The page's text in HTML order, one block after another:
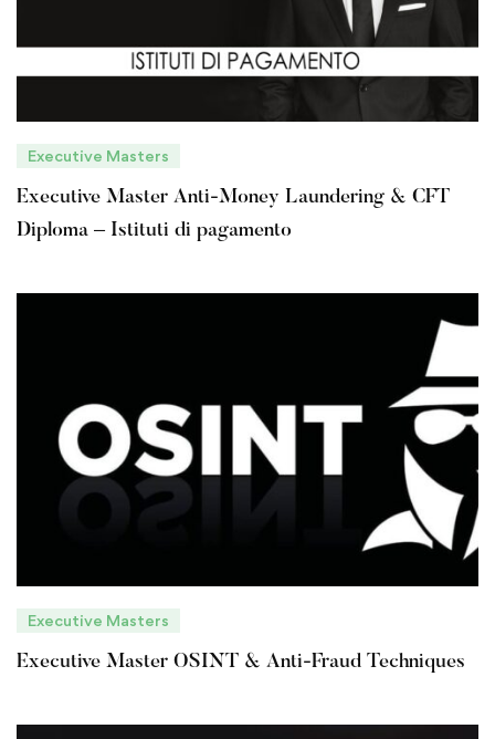
Executive Masters
Executive Master Anti-Money Laundering & CFT
Diploma – Istituti di pagamento
Executive Masters
Executive Master OSINT & Anti-Fraud Techniques